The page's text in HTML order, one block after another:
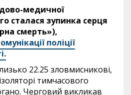
медичної
сталася зупинка серця
смерть»),
поліції
22.25 зловмисникові,
тимчасового
Черговий викликав